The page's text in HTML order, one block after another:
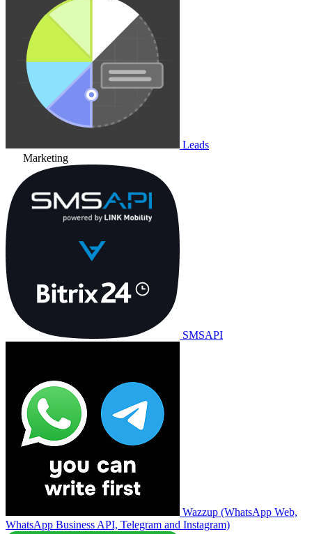
Leads
Marketing
SMSAPI
Wazzup (WhatsApp Web,
WhatsApp Business API, Telegram and Instagram)